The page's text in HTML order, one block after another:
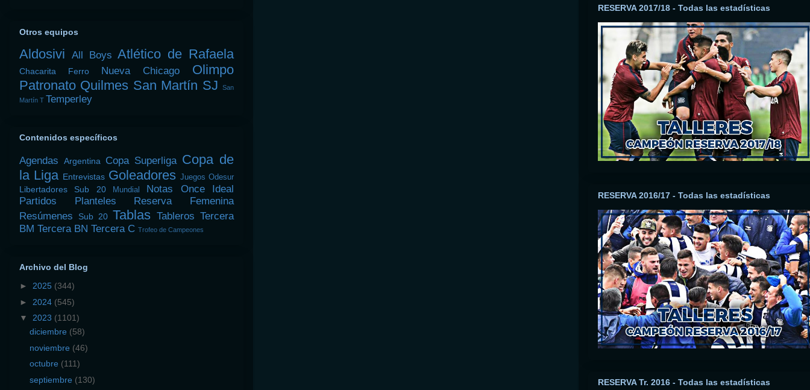
Otros equipos
Aldosivi All Boys Atlético de Rafaela
Chacarita Ferro Nueva Chicago
Olimpo
Patronato Quilmes San Martín SJ
San
Martín T Temperley
Contenidos específicos
Agendas Argentina Copa Superliga Copa de
la Liga Entrevistas Goleadores Juegos Odesur
Libertadores Sub 20 Mundial Notas
Once Ideal
Partidos
Planteles
Reserva Femenina
Resúmenes
Sub 20 Tablas Tableros Tercera
BM Tercera BN Tercera C Trofeo de Campeones
Archivo del Blog
► 2025 (344)
► 2024 (545)
▼ 2023 (1101)
diciembre (58)
noviembre (46)
octubre (111)
septiembre (130)
RESERVA 2017/18 - Todas las estadísticas
RESERVA 2016/17 - Todas las estadísticas
RESERVA Tr. 2016 - Todas las estadísticas